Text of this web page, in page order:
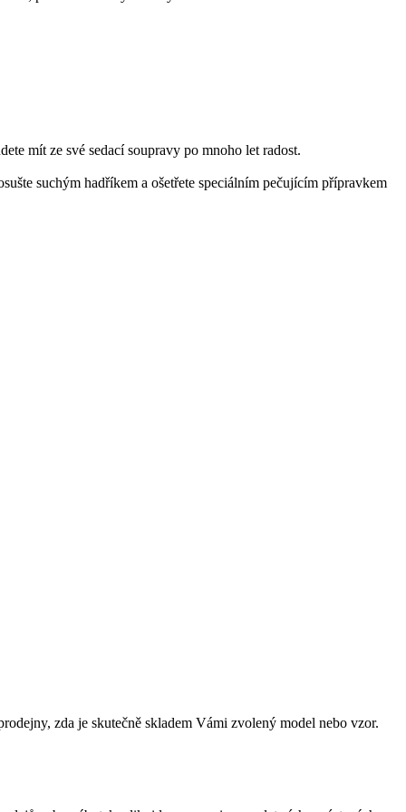
mít ze své sedací soupravy po mnoho let radost.
suchým hadříkem a ošetřete speciálním pečujícím přípravkem
zda je skutečně skladem Vámi zvolený model nebo vzor.